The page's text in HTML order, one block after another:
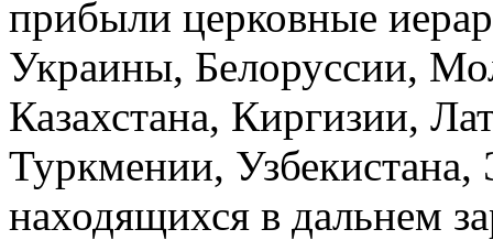
прибыли церковные
Украины, Белоруссии,
Казахстана, Киргизии,
Туркмении, Узбекистана,
находящихся в дальнем